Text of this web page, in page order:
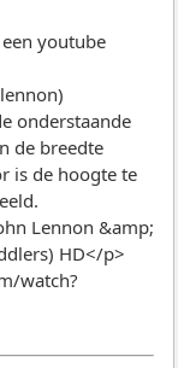
youtube
onderstaande
de breedte
is de hoogte te
Lennon &amp;
HD</p>
watch?